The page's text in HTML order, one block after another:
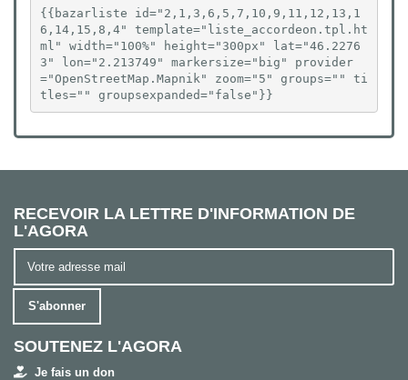
{{bazarliste id="2,1,3,6,5,7,10,9,11,12,13,1
6,14,15,8,4" template="liste_accordeon.tpl.ht
ml" width="100%" height="300px" lat="46.2276
3" lon="2.213749" markersize="big" provider
="OpenStreetMap.Mapnik" zoom="5" groups="" ti
tles="" groupsexpanded="false"}}
RECEVOIR LA LETTRE D'INFORMATION DE
L'AGORA
S'abonner
SOUTENEZ L'AGORA
Je fais un don